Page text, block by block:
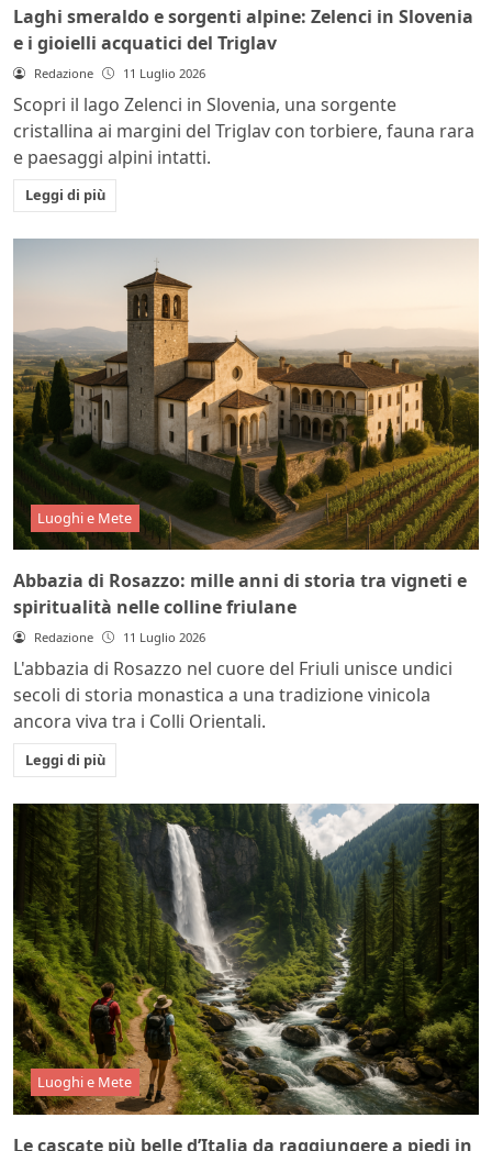
Laghi smeraldo e sorgenti alpine: Zelenci in Slovenia
e i gioielli acquatici del Triglav
Redazione 11 Luglio 2026
Scopri il lago Zelenci in Slovenia, una sorgente
cristallina ai margini del Triglav con torbiere, fauna rara
e paesaggi alpini intatti.
Leggi di più
Luoghi e Mete
Abbazia di Rosazzo: mille anni di storia tra vigneti e
spiritualità nelle colline friulane
Redazione 11 Luglio 2026
L'abbazia di Rosazzo nel cuore del Friuli unisce undici
secoli di storia monastica a una tradizione vinicola
ancora viva tra i Colli Orientali.
Leggi di più
Luoghi e Mete
Le cascate più belle d’Italia da raggiungere a piedi in